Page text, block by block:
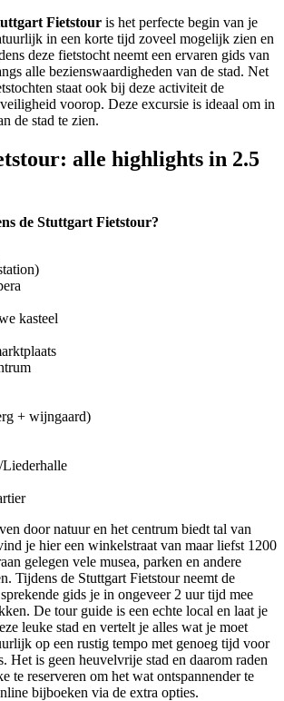
Fietstour is het perfecte begin van je
in een korte tijd zoveel mogelijk zien en
deze fietstocht neemt een ervaren gids van
alle bezienswaardigheden van de stad. Net
staat ook bij deze activiteit de
voorop. Deze excursie is ideaal om in
de stad te zien.
alle highlights in 2.5
de Stuttgart Fietstour?
kasteel
+ wijngaard)
door natuur en het centrum biedt tal van
je hier een winkelstraat van maar liefst 1200
gelegen vele musea, parken en andere
Tijdens de Stuttgart Fietstour neemt de
gids je in ongeveer 2 uur tijd mee
De tour guide is een echte local en laat je
leuke stad en vertelt je alles wat je moet
op een rustig tempo met genoeg tijd voor
Het is geen heuvelvrije stad en daarom raden
te reserveren om het wat ontspannender te
bijboeken via de extra opties.